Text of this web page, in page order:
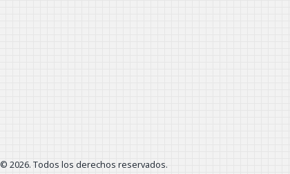
© 2026. Todos los derechos reservados.